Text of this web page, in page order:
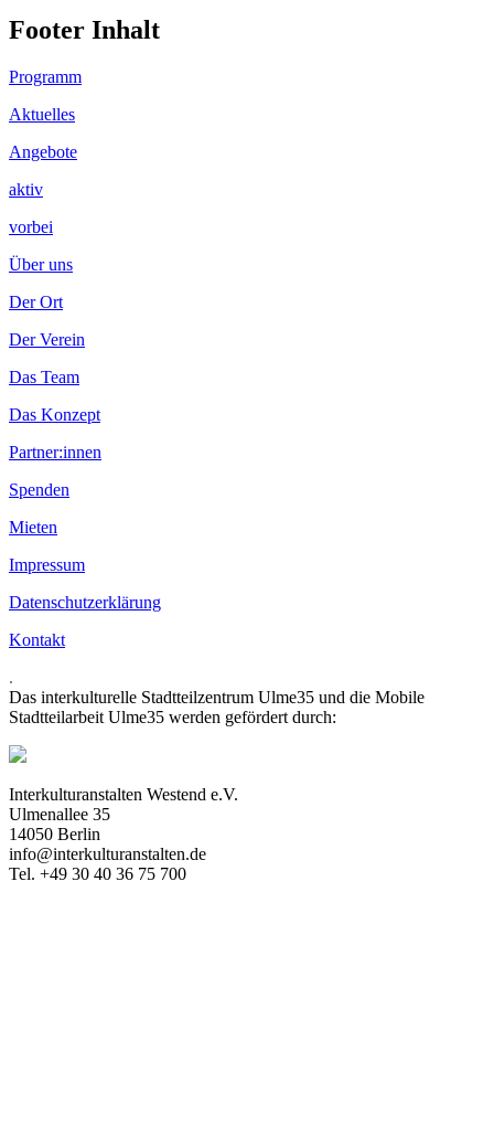
Footer Inhalt
Programm
Aktuelles
Angebote
aktiv
vorbei
Über uns
Der Ort
Der Verein
Das Team
Das Konzept
Partner:innen
Spenden
Mieten
Impressum
Datenschutzerklärung
Kontakt
.
Das interkulturelle Stadtteilzentrum Ulme35 und die Mobile
Stadtteilarbeit Ulme35 werden gefördert durch:
Interkulturanstalten Westend e.V.
Ulmenallee 35
14050 Berlin
info@interkulturanstalten.de
Tel. +49 30 40 36 75 700